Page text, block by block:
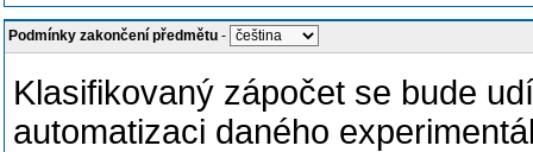
Podmínky zakončení předmětu -
Klasifikovaný zápočet se bude
automatizaci daného